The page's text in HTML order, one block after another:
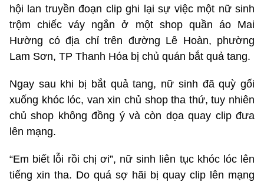
hội lan truyền đoạn clip ghi lại sự việc một nữ sinh
trộm chiếc váy ngắn ở một shop quần áo Mai
Hường có địa chỉ trên đường Lê Hoàn, phường
Lam Sơn, TP Thanh Hóa bị chủ quán bắt quả tang.
Ngay sau khi bị bắt quả tang, nữ sinh đã quỳ gối
xuống khóc lóc, van xin chủ shop tha thứ, tuy nhiên
chủ shop không đồng ý và còn dọa quay clip đưa
lên mạng.
“Em biết lỗi rồi chị ơi”, nữ sinh liên tục khóc lóc lên
tiếng xin tha. Do quá sợ hãi bị quay clip lên mạng